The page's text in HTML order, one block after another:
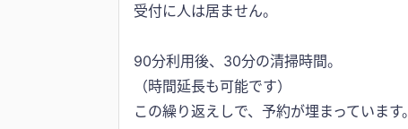
受付に人は居ません。
90分利用後、30分の清掃時間。
（時間延長も可能です）
この繰り返えしで、予約が埋まっています。